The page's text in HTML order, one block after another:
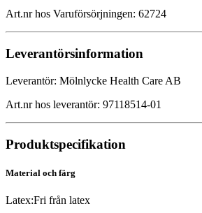
Art.nr hos Varuförsörjningen: 62724
Leverantörsinformation
Leverantör: Mölnlycke Health Care AB
Art.nr hos leverantör: 97118514-01
Produktspecifikation
Material och färg
Latex:Fri från latex